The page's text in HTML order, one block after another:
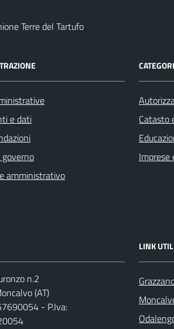
Terre del Tartufo
e dati
governo
amministrativo
Catasto
Imprese
n.2
(AT)
- P.Iva:
LINK